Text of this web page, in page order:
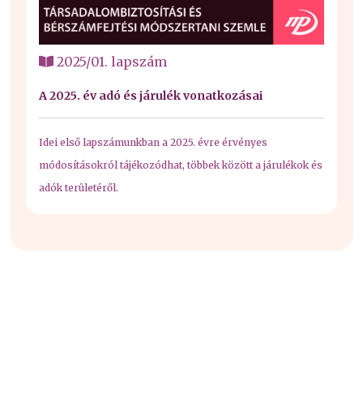
2025/01. lapszám
A 2025. év adó és járulék vonatkozásai
Idei első lapszámunkban a 2025. évre érvényes
módosításokról tájékozódhat, többek között a járulékok és
adók területéről.